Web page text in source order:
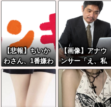
【悲報】ちいか
わさん、1番嫌わ
れていた…
【画像】アナウ
ンサー「え、私
がスピードスケ
ートのピチピチ
ユニフォーム着
るんですか…？ﾑ